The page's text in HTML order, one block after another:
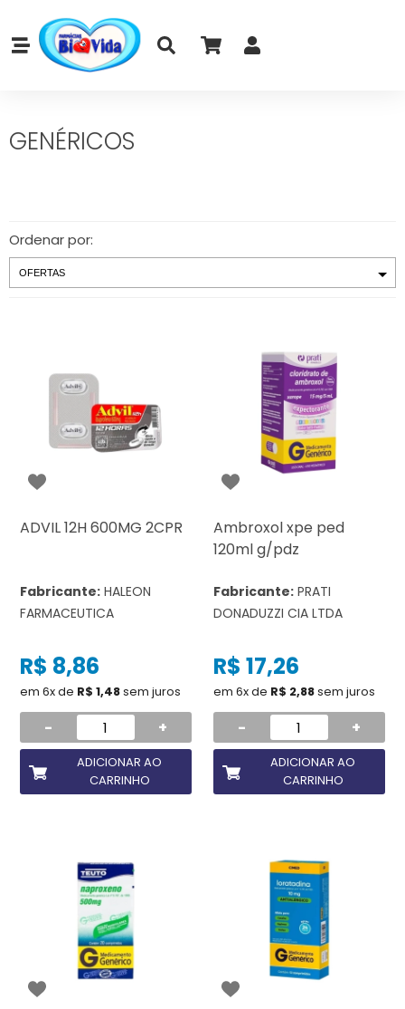
GENÉRICOS
Ordenar por:
ADVIL 12H 600MG 2CPR
Fabricante: HALEON
FARMACEUTICA
R$ 8,86
em 6x de R$ 1,48sem juros
- +
ADICIONAR AO
CARRINHO
Ambroxol xpe ped
120ml g/pdz
Fabricante: PRATI
DONADUZZI CIA LTDA
R$ 17,26
em 6x de R$ 2,88sem juros
- +
ADICIONAR AO
CARRINHO